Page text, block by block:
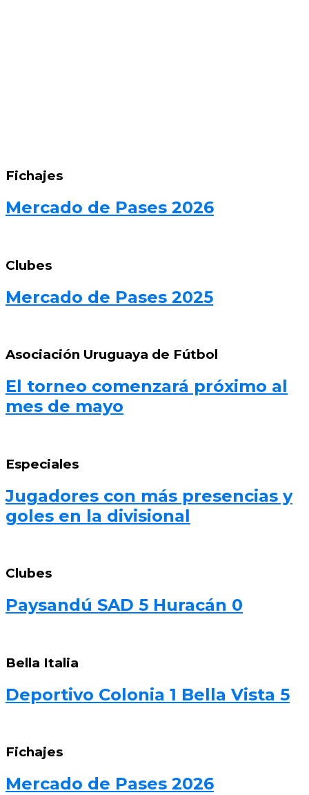
Fichajes
Mercado de Pases 2026
Clubes
Mercado de Pases 2025
Asociación Uruguaya de Fútbol
El torneo comenzará próximo al
mes de mayo
Especiales
Jugadores con más presencias y
goles en la divisional
Clubes
Paysandú SAD 5 Huracán 0
Bella Italia
Deportivo Colonia 1 Bella Vista 5
Fichajes
Mercado de Pases 2026